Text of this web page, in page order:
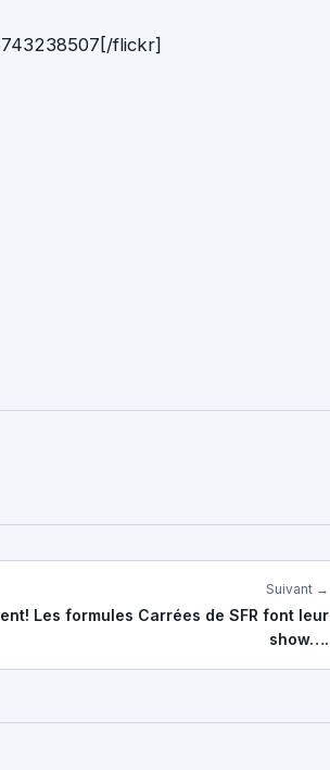
flickr]
Suivant →
Les formules Carrées de SFR font leur
show….